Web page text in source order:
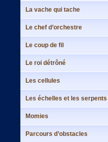
La vache qui tache
Le chef d’orchestre
Le coup de fil
Le roi détrôné
Les cellules
Les échelles et les serpents
Momies
Parcours d’obstacles